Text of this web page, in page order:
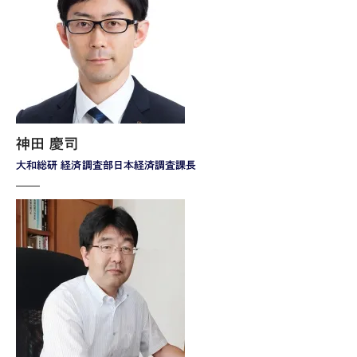
大和総研 経済調査部日本経済調査課長
神田 慶司